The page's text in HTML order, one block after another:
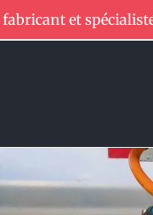
fabricant et